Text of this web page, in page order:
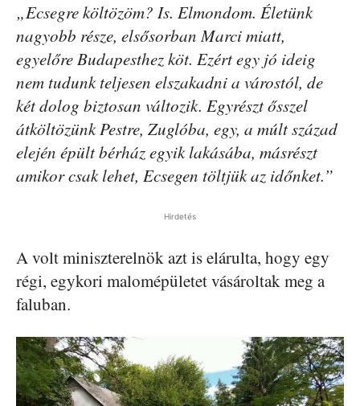
„Ecsegre költözöm? Is. Elmondom. Életünk
nagyobb része, elsősorban Marci miatt,
egyelőre Budapesthez köt. Ezért egy jó ideig
nem tudunk teljesen elszakadni a várostól, de
két dolog biztosan változik. Egyrészt ősszel
átköltözünk Pestre, Zuglóba, egy, a múlt század
elején épült bérház egyik lakásába, másrészt
amikor csak lehet, Ecsegen töltjük az időnket.”
Hirdetés
A volt miniszterelnök azt is elárulta, hogy egy
régi, egykori malomépületet vásároltak meg a
faluban.